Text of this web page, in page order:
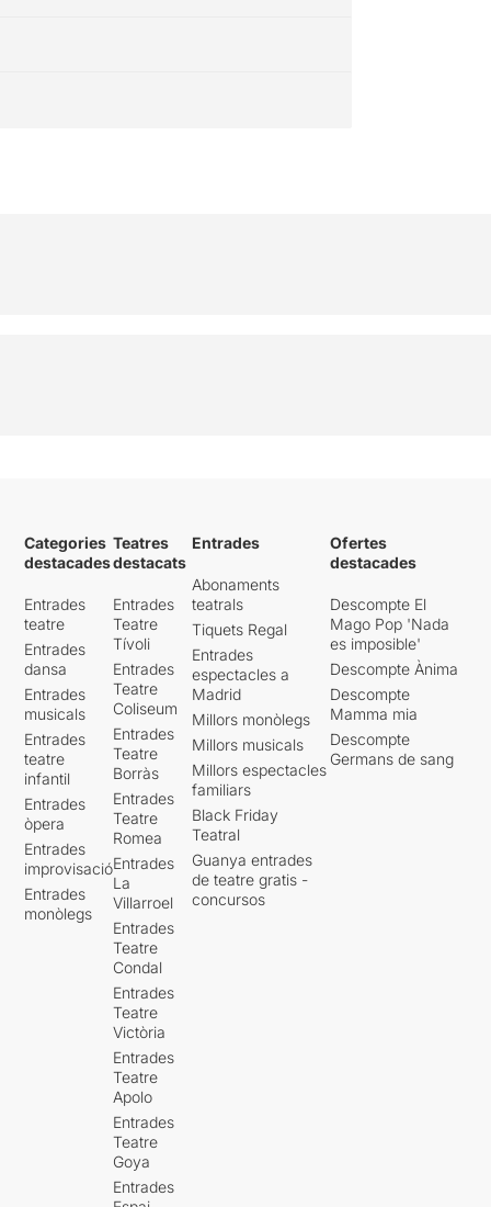
Categories
destacades
Entrades
teatre
Entrades
dansa
Entrades
musicals
Entrades
teatre
infantil
Entrades
òpera
Entrades
improvisació
Entrades
monòlegs
Teatres
destacats
Entrades
Teatre
Tívoli
Entrades
Teatre
Coliseum
Entrades
Teatre
Borràs
Entrades
Teatre
Romea
Entrades
La
Villarroel
Entrades
Teatre
Condal
Entrades
Teatre
Victòria
Entrades
Teatre
Apolo
Entrades
Teatre
Goya
Entrades
Entrades
Abonaments
teatrals
Tiquets Regal
Entrades
espectacles a
Madrid
Millors monòlegs
Millors musicals
Millors espectacles
familiars
Black Friday
Teatral
Guanya entrades
de teatre gratis -
concursos
Ofertes
destacades
Descompte El
Mago Pop 'Nada
es imposible'
Descompte Ànima
Descompte
Mamma mia
Descompte
Germans de sang